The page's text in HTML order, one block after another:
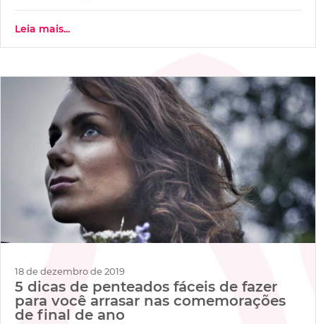
Leia mais...
18 de dezembro de 2019
5 dicas de penteados fáceis de fazer
para você arrasar nas comemorações
de final de ano